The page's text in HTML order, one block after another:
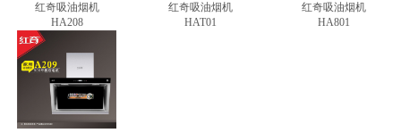
红奇吸油烟机
HA208
红奇吸油烟机
HAT01
红奇吸油烟机
HA801